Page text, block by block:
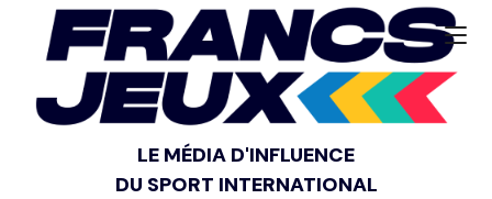
LE MÉDIA D'INFLUENCE
DU SPORT INTERNATIONAL